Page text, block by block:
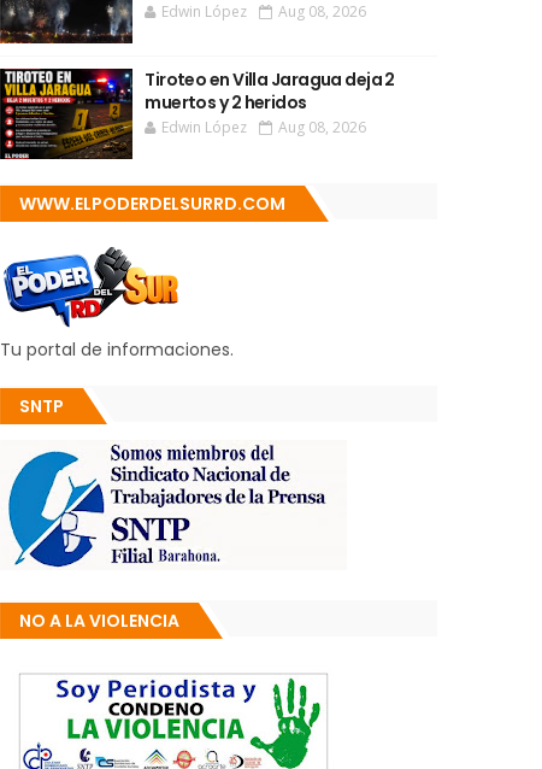
Edwin López Aug 08, 2026
Tiroteo en Villa Jaragua deja 2
muertos y 2 heridos
Edwin López Aug 08, 2026
WWW.ELPODERDELSURRD.COM
Tu portal de informaciones.
SNTP
NO A LA VIOLENCIA